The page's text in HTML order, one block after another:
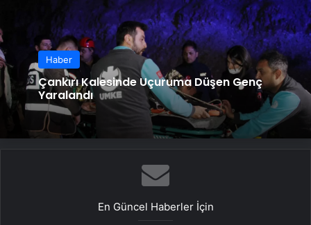
Haber
Çankırı Kalesinde Uçuruma Düşen Genç
Yaralandı
En Güncel Haberler İçin